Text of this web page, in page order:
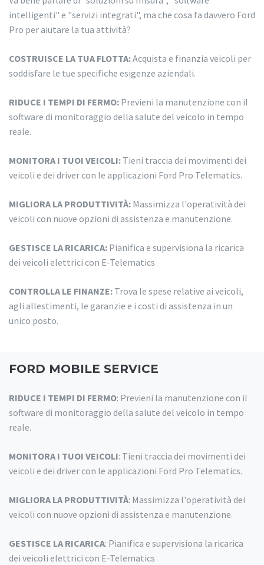
intelligenti" e "servizi integrati", ma che cosa fa davvero Ford
Pro per aiutare la tua attività?
COSTRUISCE LA TUA FLOTTA:Acquista e finanzia veicoli per
soddisfare le tue specifiche esigenze aziendali.
RIDUCE I TEMPI DI FERMO: Previeni la manutenzione con il
software di monitoraggio della salute del veicolo in tempo
reale.
MONITORA I TUOI VEICOLI: Tieni traccia dei movimenti dei
veicoli e dei driver con le applicazioni Ford Pro Telematics.
MIGLIORA LA PRODUTTIVITÀ: Massimizza l'operatività dei
veicoli con nuove opzioni di assistenza e manutenzione.
GESTISCE LA RICARICA: Pianifica e supervisiona la ricarica
dei veicoli elettrici con E-Telematics
CONTROLLA LE FINANZE: Trova le spese relative ai veicoli,
agli allestimenti, le garanzie e i costi di assistenza in un
unico posto.
FORD MOBILE SERVICE
RIDUCE I TEMPI DI FERMO: Previeni la manutenzione con il
software di monitoraggio della salute del veicolo in tempo
reale.
MONITORA I TUOI VEICOLI: Tieni traccia dei movimenti dei
veicoli e dei driver con le applicazioni Ford Pro Telematics.
MIGLIORA LA PRODUTTIVITÀ: Massimizza l'operatività dei
veicoli con nuove opzioni di assistenza e manutenzione.
GESTISCE LA RICARICA: Pianifica e supervisiona la ricarica
dei veicoli elettrici con E-Telematics